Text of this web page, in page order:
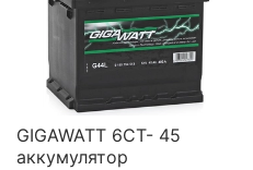
GIGAWATT 6CT- 45
аккумулятор